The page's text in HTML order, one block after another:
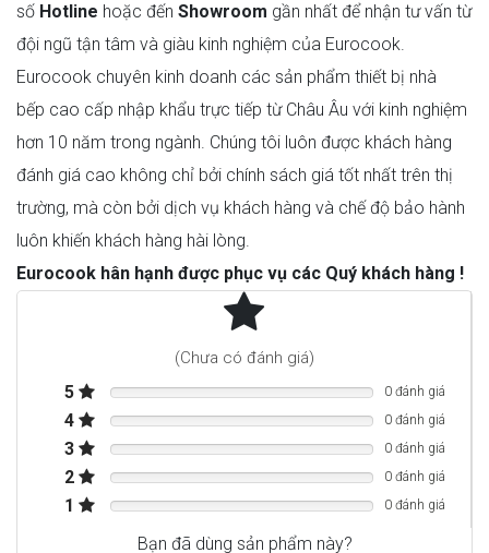
số Hotline hoặc đến Showroom gần nhất để nhận tư vấn từ
đội ngũ tận tâm và giàu kinh nghiệm của Eurocook.
Eurocook chuyên kinh doanh các sản phẩm thiết bị nhà
bếp cao cấp nhập khẩu trực tiếp từ Châu Âu với kinh nghiệm
hơn 10 năm trong ngành. Chúng tôi luôn được khách hàng
đánh giá cao không chỉ bởi chính sách giá tốt nhất trên thị
trường, mà còn bởi dịch vụ khách hàng và chế độ bảo hành
luôn khiến khách hàng hài lòng.
Eurocook hân hạnh được phục vụ các Quý khách hàng !
Dòng sản phẩm : dòng 200
Thiết bị màu : thép không gỉ
Màu cơ bản của sản phẩm là xám
Màu vỏ : Thép không gỉ
Chỉ định vật liệu vỏ : Thép không gỉ
Kiểu xây dựng : Mui xe màn hình phẳng
Điều khiển : Điện tử
Thiết kế : Tích hợp
kiểu cài đặt tích hợp
Yếu tố vận hành : Phím hành trình ngắn, phím được
(Chưa có đánh giá)
5 0 đánh giá
4 0 đánh giá
3 0 đánh giá
2 0 đánh giá
1 0 đánh giá
Bạn đã dùng sản phẩm này?